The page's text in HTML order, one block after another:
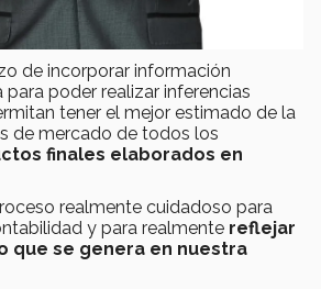
de incorporar información
poder realizar inferencias
tener el mejor estimado de la
de mercado de todos los
finales elaborados en
realmente cuidadoso para
y para realmente reflejar
que se genera en nuestra